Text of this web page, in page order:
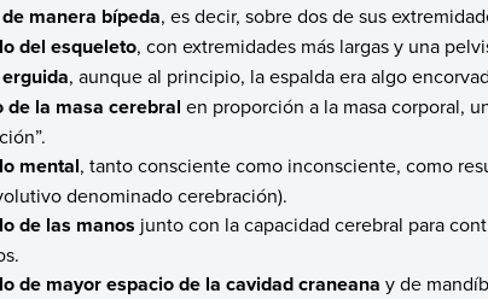
manera bípeda, es decir, sobre dos de sus
del esqueleto, con extremidades más largas y una
, aunque al principio, la espalda era algo
de la masa cerebral en proporción a la masa corporal,
mental, tanto consciente como inconsciente, como
denominado cerebración).
de las manos junto con la capacidad cerebral para
de mayor espacio de la cavidad craneana y de